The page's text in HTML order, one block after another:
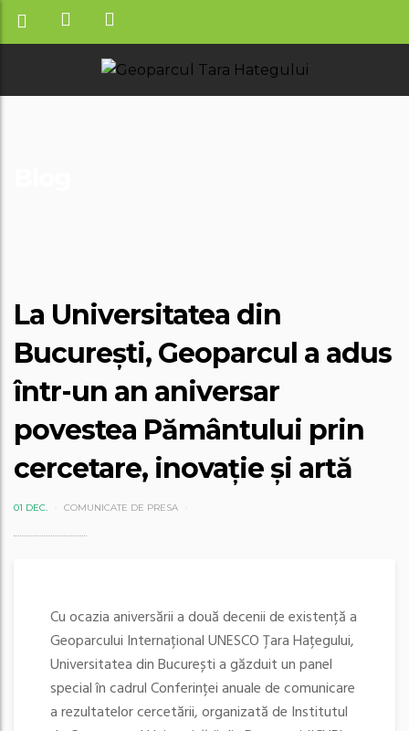
La Universitatea din
București, Geoparcul a adus
într-un an aniversar
povestea Pământului prin
cercetare, inovație și artă
01 DEC. COMUNICATE DE PRESA
Cu ocazia aniversării a două decenii de existență a
Geoparcului Internațional UNESCO Țara Hațegului,
Universitatea din București a găzduit un panel
special în cadrul Conferinței anuale de comunicare
a rezultatelor cercetării, organizată de Institutul